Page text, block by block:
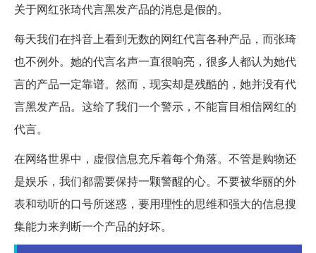
关于网红张琦代言黑发产品的消息是假的。
每天我们在抖音上看到无数的网红代言各种产品，而张琦
也不例外。她的代言名声一直很响亮，很多人都认为她代
言的产品一定靠谱。然而，现实却是残酷的，她并没有代
言黑发产品。这给了我们一个警示，不能盲目相信网红的
代言。
在网络世界中，虚假信息充斥着每个角落。不管是购物还
是娱乐，我们都需要保持一颗警醒的心。不要被华丽的外
表和动听的口号所迷惑，要用理性的思维和强大的信息搜
集能力来判断一个产品的好坏。